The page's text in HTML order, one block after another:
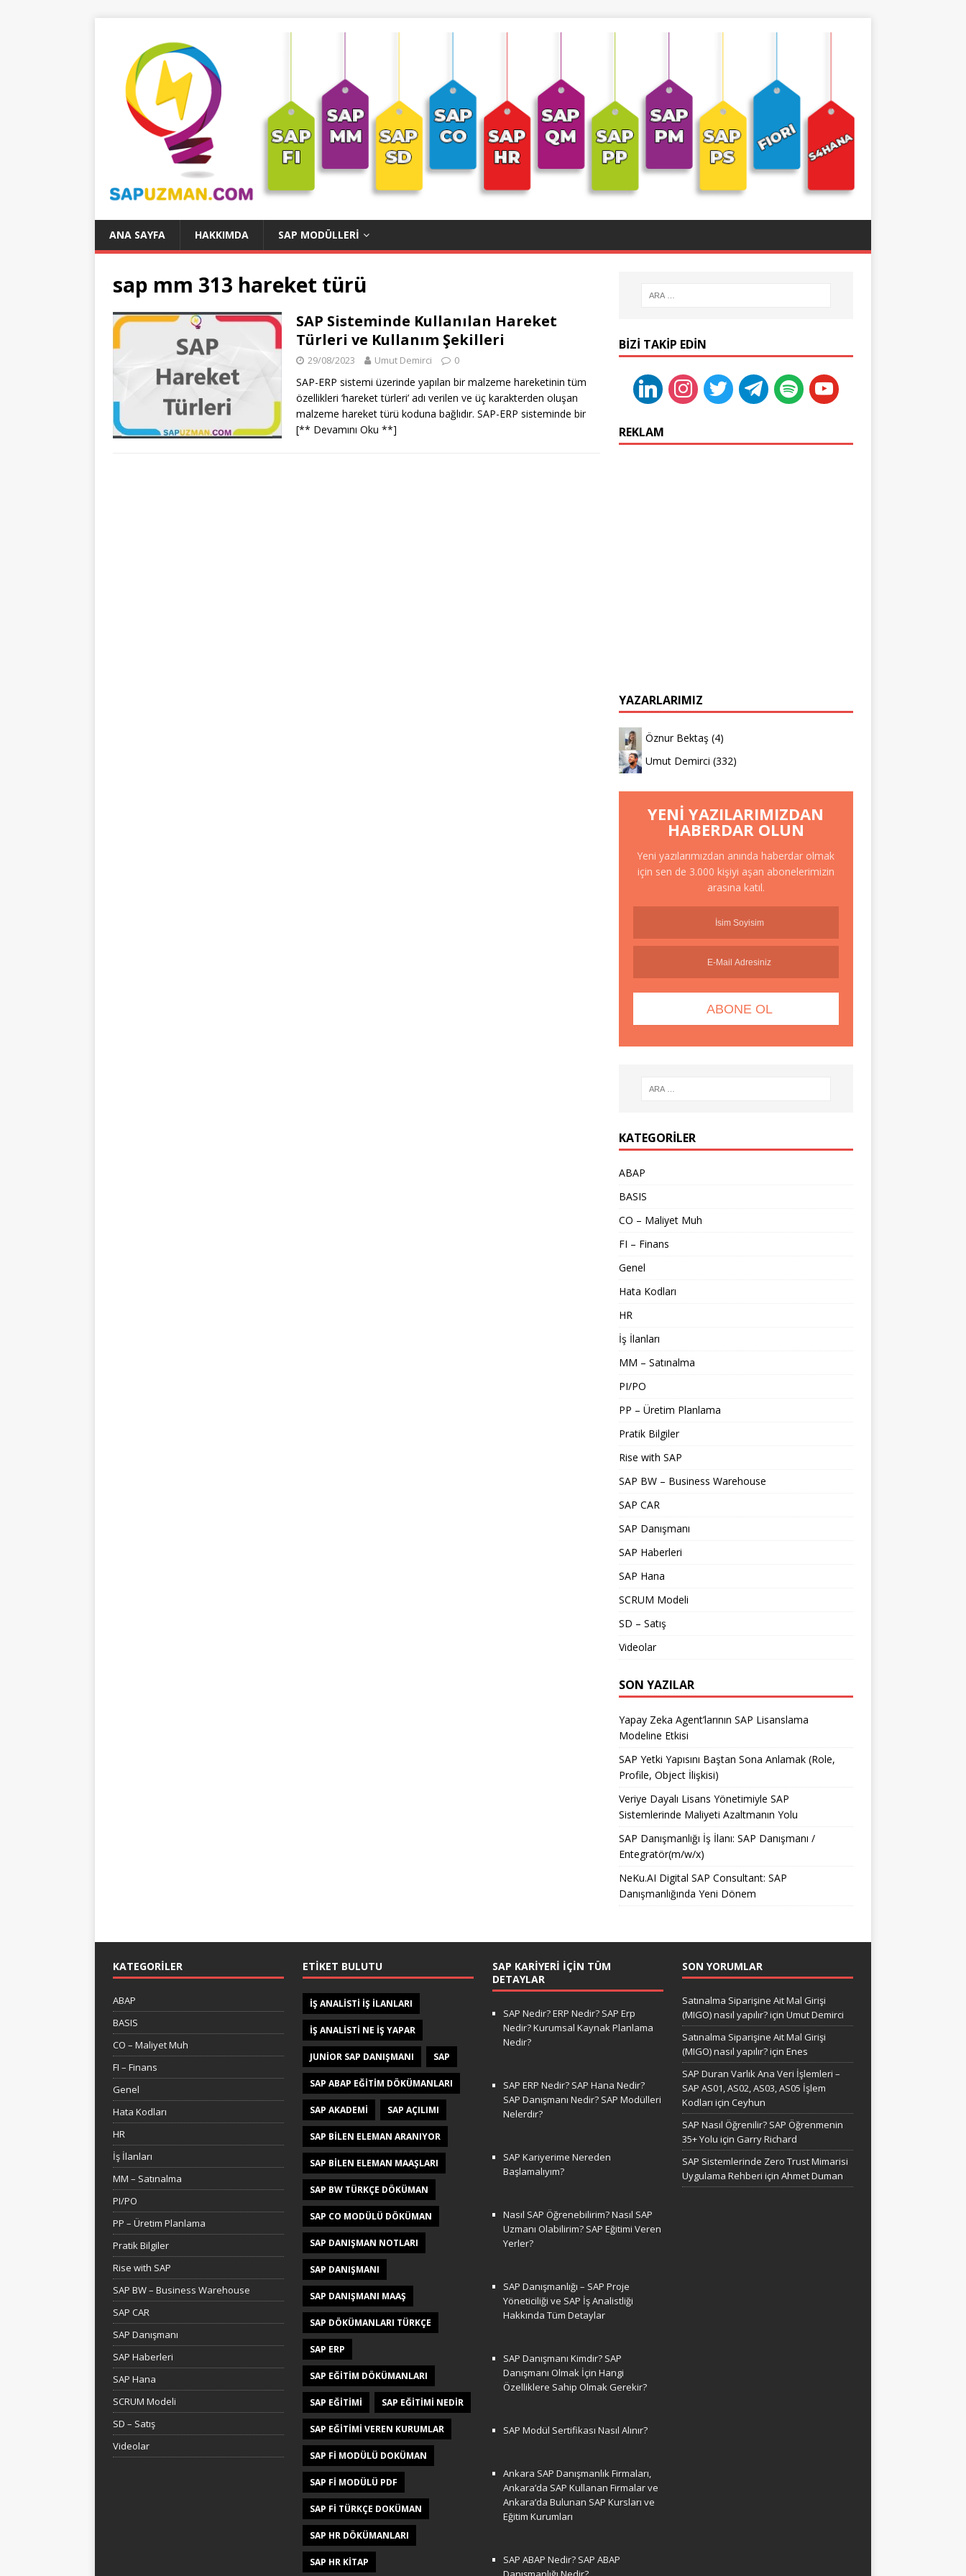
ANA SAYFA HAKKIMDA SAP MODÜLLERI
sap mm 313 hareket türü
SAP Sisteminde Kullanılan Hareket
Türleri ve Kullanım Şekilleri
29/08/2023 Umut Demirci 0
SAP-ERP sistemi üzerinde yapılan bir malzeme hareketinin tüm
özellikleri ‘hareket türleri’ adı verilen ve üç karakterden oluşan
malzeme hareket türü koduna bağlıdır. SAP-ERP sisteminde bir
[** Devamını Oku **]
BIZI TAKIP EDIN
REKLAM
YAZARLARIMIZ
Öznur Bektaş (4)
Umut Demirci (332)
YENI YAZILARIMIZDAN
HABERDAR OLUN
Yeni yazılarımızdan anında haberdar olmak
için sen de 3.000 kişiyi aşan abonelerimizin
arasına katıl.
KATEGORILER
ABAP
BASIS
CO – Maliyet Muh
FI – Finans
Genel
Hata Kodları
HR
İş İlanları
MM – Satınalma
PI/PO
PP – Üretim Planlama
Pratik Bilgiler
Rise with SAP
SAP BW – Business Warehouse
SAP CAR
SAP Danışmanı
SAP Haberleri
SAP Hana
SCRUM Modeli
SD – Satış
Videolar
SON YAZILAR
Yapay Zeka Agent’larının SAP Lisanslama
Modeline Etkisi
SAP Yetki Yapısını Baştan Sona Anlamak (Role,
Profile, Object İlişkisi)
Veriye Dayalı Lisans Yönetimiyle SAP
Sistemlerinde Maliyeti Azaltmanın Yolu
SAP Danışmanlığı İş İlanı: SAP Danışmanı /
Entegratör(m/w/x)
NeKu.AI Digital SAP Consultant: SAP
Danışmanlığında Yeni Dönem
KATEGORILER
ABAP
BASIS
CO – Maliyet Muh
FI – Finans
Genel
Hata Kodları
HR
İş İlanları
MM – Satınalma
PI/PO
PP – Üretim Planlama
Pratik Bilgiler
Rise with SAP
SAP BW – Business Warehouse
SAP CAR
SAP Danışmanı
SAP Haberleri
SAP Hana
SCRUM Modeli
SD – Satış
Videolar
ETIKET BULUTU
IŞ ANALISTI IŞ ILANLARI
IŞ ANALISTI NE IŞ YAPAR
JUNIOR SAP DANIŞMANI SAP
SAP ABAP EĞITIM DÖKÜMANLARI
SAP AKADEMI SAP AÇILIMI
SAP BILEN ELEMAN ARANIYOR
SAP BILEN ELEMAN MAAŞLARI
SAP BW TÜRKÇE DÖKÜMAN
SAP CO MODÜLÜ DÖKÜMAN
SAP DANIŞMAN NOTLARI
SAP DANIŞMANI
SAP DANIŞMANI MAAŞ
SAP DÖKÜMANLARI TÜRKÇE
SAP ERP
SAP EĞITIM DÖKÜMANLARI
SAP EĞITIMI SAP EĞITIMI NEDIR
SAP EĞITIMI VEREN KURUMLAR
SAP FI MODÜLÜ DOKÜMAN
SAP FI MODÜLÜ PDF
SAP FI TÜRKÇE DOKÜMAN
SAP HR DÖKÜMANLARI
SAP HR KITAP
SAP KARIYERI İÇIN TÜM
DETAYLAR
SAP Nedir? ERP Nedir? SAP Erp
Nedir? Kurumsal Kaynak Planlama
Nedir?
SAP ERP Nedir? SAP Hana Nedir?
SAP Danışmanı Nedir? SAP Modülleri
Nelerdir?
SAP Kariyerime Nereden
Başlamalıyım?
Nasıl SAP Öğrenebilirim? Nasıl SAP
Uzmanı Olabilirim? SAP Eğitimi Veren
Yerler?
SAP Danışmanlığı – SAP Proje
Yöneticiliği ve SAP İş Analistliği
Hakkında Tüm Detaylar
SAP Danışmanı Kimdir? SAP
Danışmanı Olmak İçin Hangi
Özelliklere Sahip Olmak Gerekir?
SAP Modül Sertifikası Nasıl Alınır?
Ankara SAP Danışmanlık Firmaları,
Ankara’da SAP Kullanan Firmalar ve
Ankara’da Bulunan SAP Kursları ve
Eğitim Kurumları
SAP ABAP Nedir? SAP ABAP
SON YORUMLAR
Satınalma Siparişine Ait Mal Girişi
(MIGO) nasıl yapılır?için Umut Demirci
Satınalma Siparişine Ait Mal Girişi
(MIGO) nasıl yapılır?için Enes
SAP Duran Varlık Ana Veri İşlemleri –
SAP AS01, AS02, AS03, AS05 İşlem
Kodları için Ceyhun
SAP Nasıl Öğrenilir? SAP Öğrenmenin
35+ Yolu için Garry Richard
SAP Sistemlerinde Zero Trust Mimarisi
Uygulama Rehberi için Ahmet Duman